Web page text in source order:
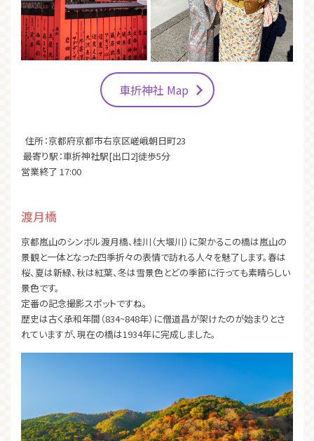
車折神社 Map
住所：京都府京都市右京区嵯峨朝日町23
最寄り駅：車折神社駅[出口2]徒歩5分
営業終了 17:00
渡月橋
京都嵐山のシンボル渡月橋、桂川（大堰川）に架かるこの橋は嵐山の
景観と一体となった四季折々の表情で訪れる人々を魅了します。春は
桜、夏は新緑、秋は紅葉、冬は雪景色とどの季節に行っても素晴らしい
景色です。
定番の記念撮影スポットですね。
歴史は古く承和年間（834~848年）に僧道昌が架けたのが始まりとさ
れていますが、現在の橋は1934年に完成しました。